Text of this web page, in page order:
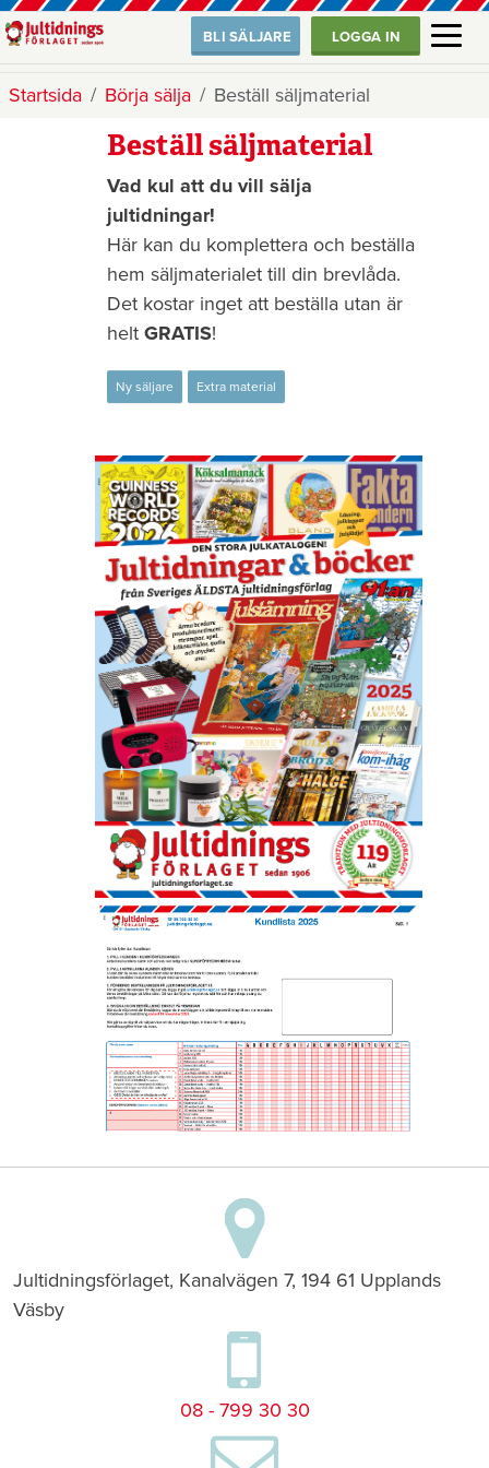
BLI SÄLJARE LOGGA IN
Startsida Börja sälja Beställ säljmaterial
Beställ säljmaterial
Vad kul att du vill sälja
jultidningar!
Här kan du komplettera och beställa
hem säljmaterialet till din brevlåda.
Det kostar inget att beställa utan är
helt GRATIS!
Ny säljare Extra material
Jultidningsförlaget, Kanalvägen 7, 194 61 Upplands
Väsby
08 - 799 30 30